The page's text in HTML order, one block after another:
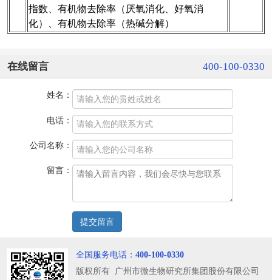
指数、有机物去除率（厌氧消化、好氧消
化）、有机物去除率（热碱分解）
在线留言 400-100-0330
姓名：
电话：
公司名称：
留言：
全国服务电话：400-100-0330
版权所有 广州市微生物研究所集团股份有限公司